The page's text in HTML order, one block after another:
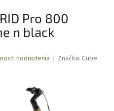
Pro 800
n black
hodnotenia Značka: Cube